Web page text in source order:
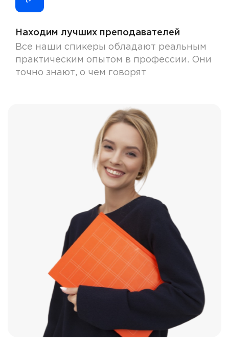
Находим лучших преподавателей
Все наши спикеры обладают реальным
практическим опытом в профессии. Они
точно знают, о чем говорят